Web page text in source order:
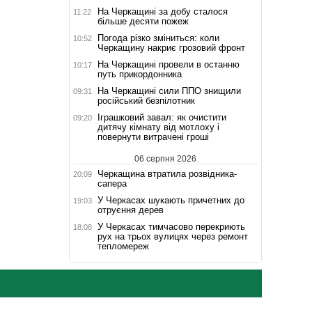
11:22
На Черкащині за добу сталося
більше десяти пожеж
10:52
Погода різко зміниться: коли
Черкащину накриє грозовий фронт
10:17
На Черкащині провели в останню
путь прикордонника
09:31
На Черкащині сили ППО знищили
російський безпілотник
09:20
Іграшковий завал: як очистити
дитячу кімнату від мотлоху і
повернути витрачені гроші
06 серпня 2026
20:09
Черкащина втратила розвідника-
сапера
19:03
У Черкасах шукають причетних до
отруєння дерев
18:08
У Черкасах тимчасово перекриють
рух на трьох вулицях через ремонт
тепломереж